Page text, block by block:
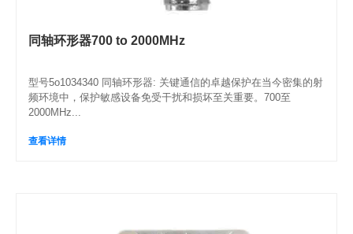
同轴环形器700 to 2000MHz
型号5o1034340 同轴环形器: 关键通信的卓越保护在当今密集的射
频环境中，保护敏感设备免受干扰和损坏至关重要。700至
2000MHz...
查看详情